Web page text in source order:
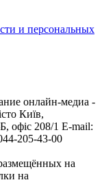
и персональных
онлайн-медиа -
Київ,
208/1 E-mail:
205-43-00
на
на